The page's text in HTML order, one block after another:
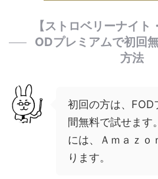
【ストロベリーナイト
ODプレミアムで初回
方法
初回の方は、FOD
間無料で試せます
には、Ａｍａｚｏ
ります。